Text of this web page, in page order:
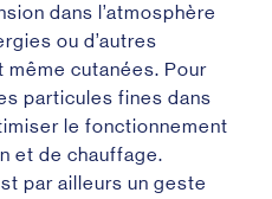
dans l’atmosphère
ou d’autres
cutanées. Pour
particules fines dans
le fonctionnement
et de chauffage.
par ailleurs un geste